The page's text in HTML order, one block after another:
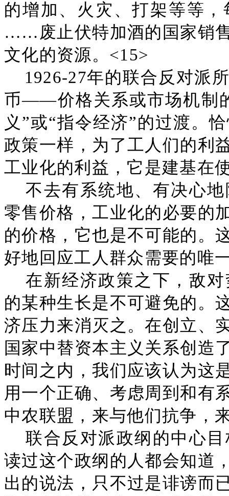
的增加、火灾、打架等等
……废止伏特加酒的国家销
文化的资源。<15>
1926-27年的联合反对派
币——价格关系或市场机制
义”或“指令经济”的过渡。
政策一样，为了工人们的利
工业化的利益，它是建基在
不去有系统地、有决心
零售价格，工业化的必要的
的价格，它也是不可能的。
好地回应工人群众需要的唯
在新经济政策之下，敌
的某种生长是不可避免的。
济压力来消灭之。在创立、
国家中替资本主义关系创造
时间之内，我们应该认为
用一个正确、考虑周到和有
中农联盟，来与他们抗争，
联合反对派政纲的中心
读过这个政纲的人都会知道
出的说法，只不过是诽谤而